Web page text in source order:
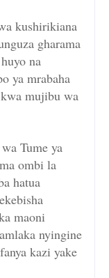
kushirikiana
gharama
na
ya mrabaha
mujibu wa
Tume ya
ombi la
hatua
maoni
nyingine
kazi yake